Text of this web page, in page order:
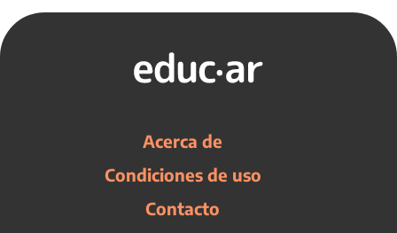
Acerca de
Condiciones de uso
Contacto